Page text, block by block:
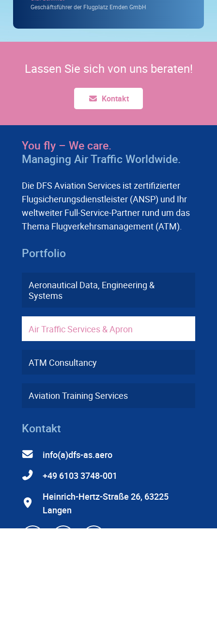
Geschäftsführer der Flugplatz Emden GmbH
Lassen Sie sich von uns beraten!
Kontakt
You fly – We care.
Managing Air Traffic Worldwide.
Die DFS Aviation Services ist zertifizierter
Flugsicherungsdienstleister (ANSP) und Ihr
weltweiter Full-Service-Partner rund um das
Thema Flugverkehrsmanagement (ATM).
Portfolio
Aeronautical Data, Engineering &
Systems
Air Traffic Services & Apron
ATM Consultancy
Aviation Training Services
Kontakt
info(a)dfs-as.aero
+49 6103 3748-001
Heinrich-Hertz-Straße 26, 63225
Langen